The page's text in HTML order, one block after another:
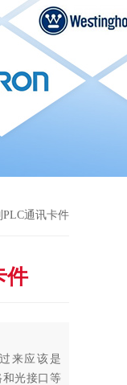
PLC通讯卡件
件
来应该是
和光接口等